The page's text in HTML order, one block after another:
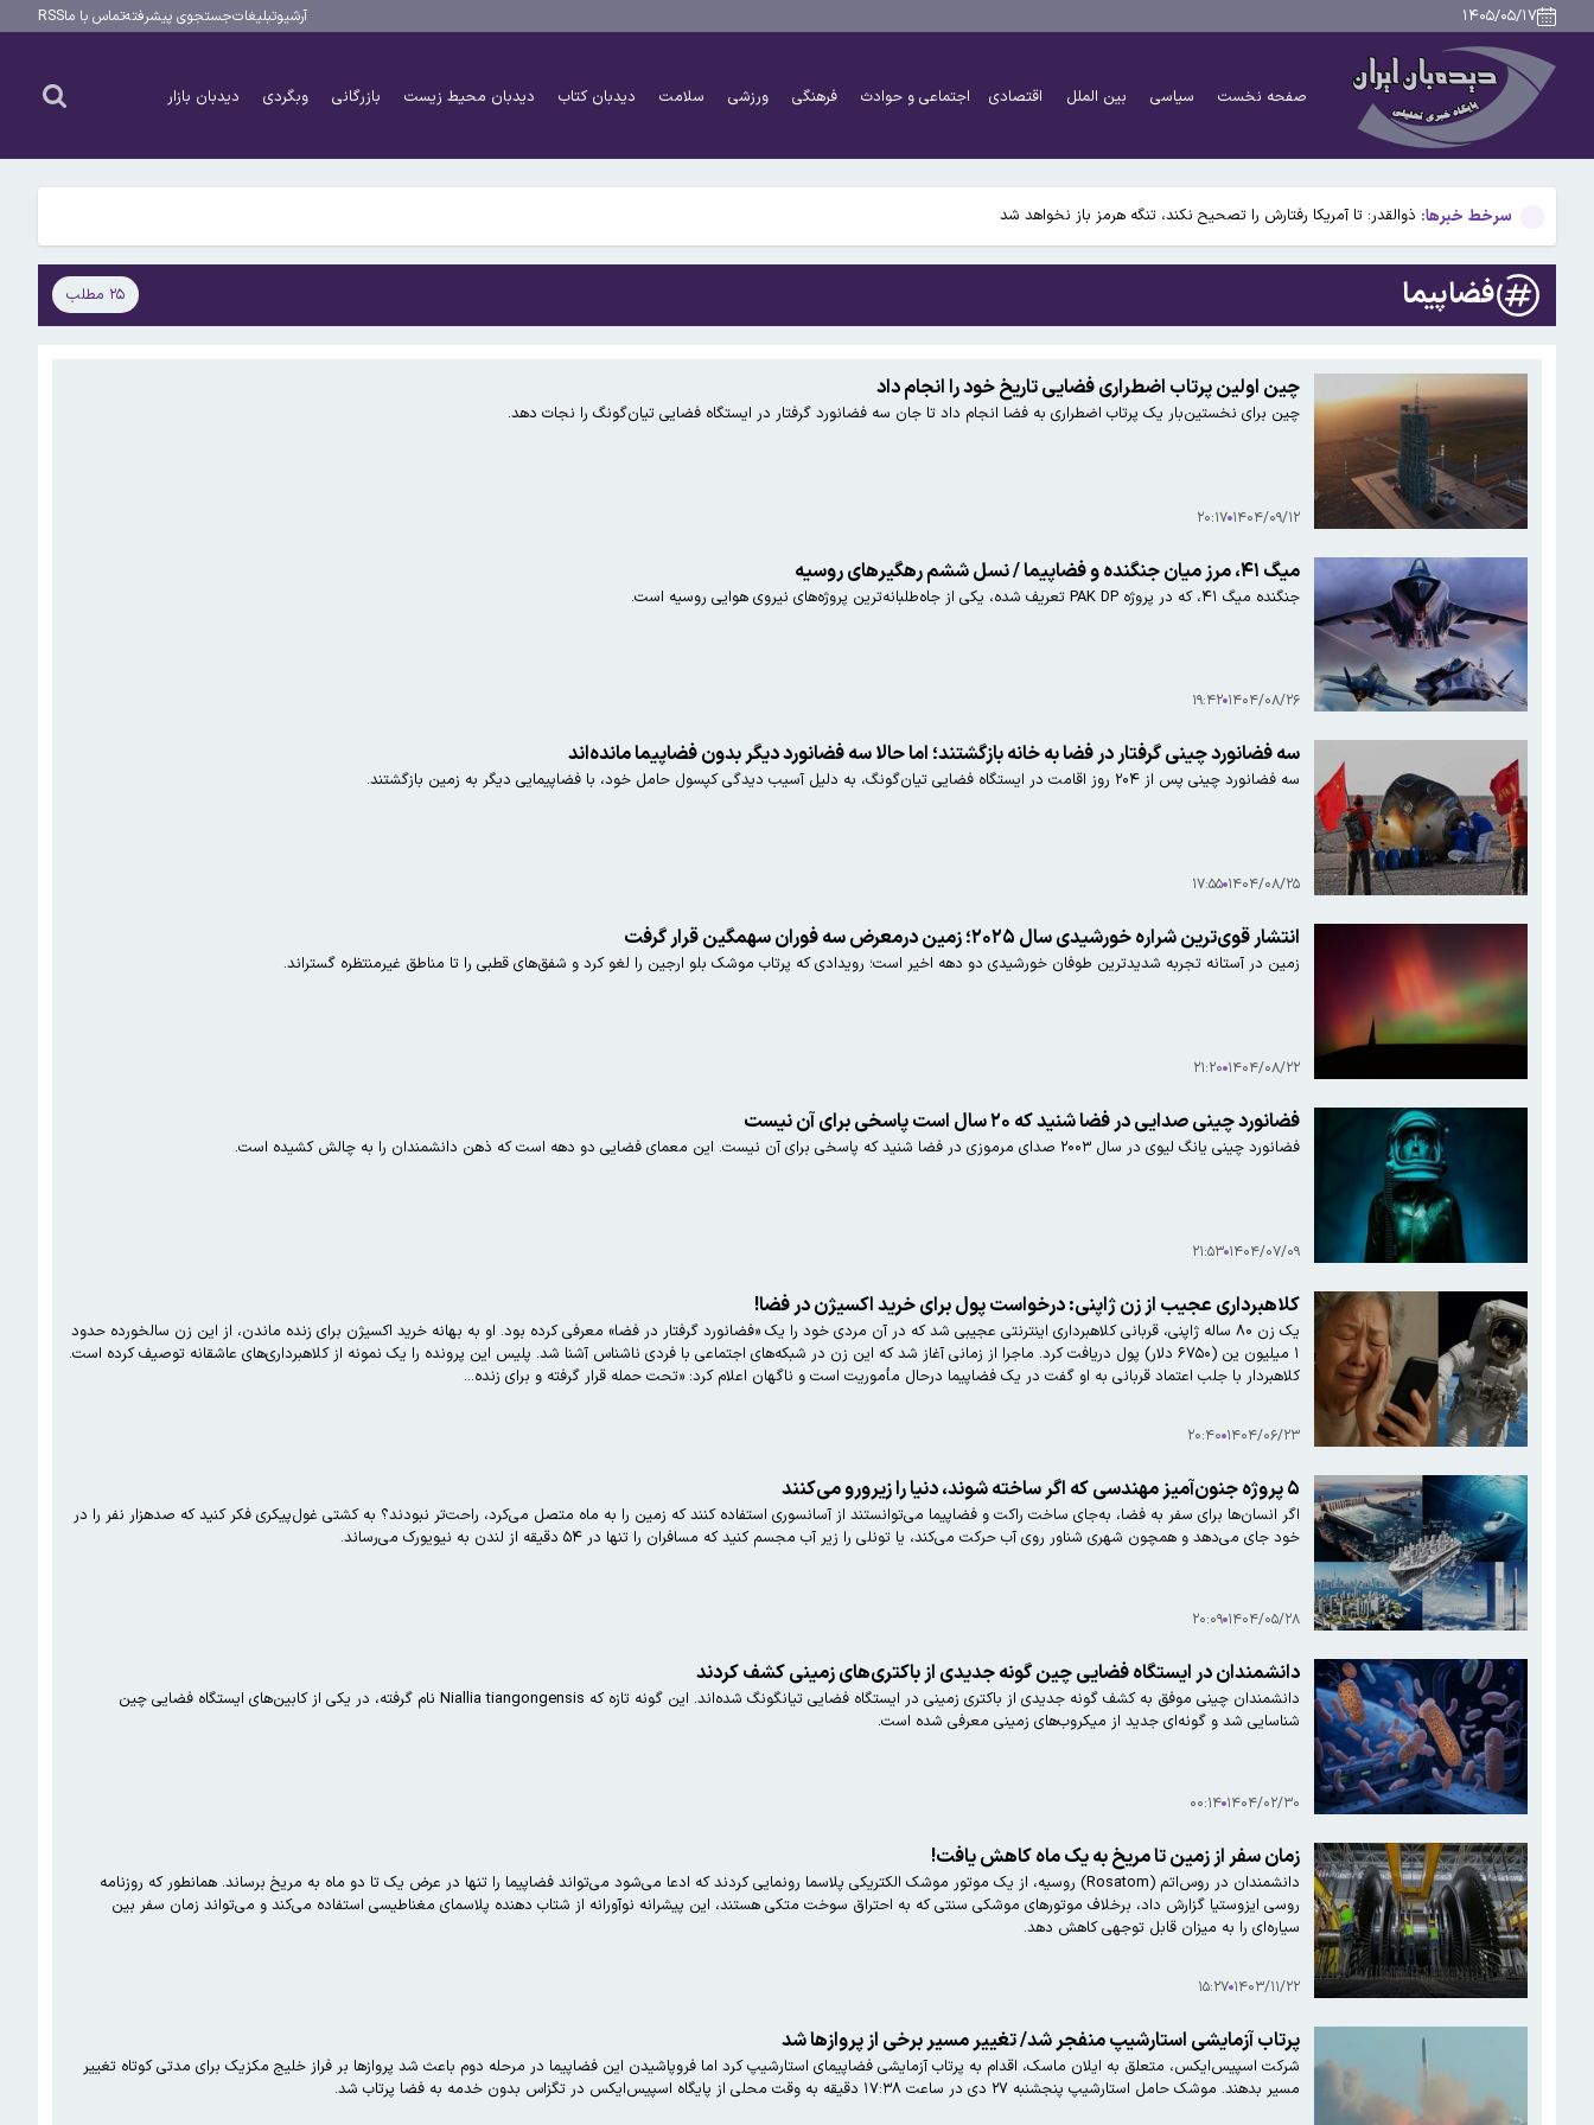
۱۴۰۵/۰۵/۱۷ آرشیوتبلیغاتجستجوی پیشرفتهتماس با ماRSS
صفحه نخست سیاسی بین الملل اقتصادی اجتماعی و حوادث فرهنگی ورزشی سلامت دیدبان کتاب دیدبان محیط زیست بازرگانی وبگردی دیدبان بازار
سرخط خبرها:
علت اصلی آلودگی هوای تهران در روزهای اخیر چه بود؟
هافبک سابق پرسپولیس در پیکان
استارلینک اروپایی چه زمان وارد بازار می‌شود؟
ذوالقدر: تا آمریکا رفتارش را تصحیح نکند، تنگه هرمز باز نخواهد شد
سکه در آستانه بازگشت به کانال ۱۸۸ میلیون تومان
هافبک سابق پرسپولیس در پیکان
استارلینک اروپایی چه زمان وارد بازار می‌شود؟
فضاپیما ۲۵ مطلب
چین اولین پرتاب اضطراری فضایی تاریخ خود را انجام داد
چین برای نخستین‌بار یک پرتاب اضطراری به فضا انجام داد تا جان سه فضانورد گرفتار در ایستگاه فضایی تیان‌گونگ را نجات دهد.
۱۴۰۴/۰۹/۱۲ ۲۰:۱۷
میگ ۴۱، مرز میان جنگنده و فضاپیما / نسل ششم رهگیرهای روسیه
جنگنده‌ میگ ۴۱، که در پروژه PAK DP تعریف شده، یکی از جاه‌طلبانه‌ترین پروژه‌های نیروی هوایی روسیه است.
۱۴۰۴/۰۸/۲۶ ۱۹:۴۲
سه فضانورد چینی گرفتار در فضا به خانه بازگشتند؛ اما حالا سه فضانورد دیگر بدون فضاپیما مانده‌اند
سه فضانورد چینی پس از ۲۰۴ روز اقامت در ایستگاه فضایی تیان‌گونگ، به دلیل آسیب دیدگی کپسول حامل خود، با فضاپیمایی دیگر به زمین بازگشتند.
۱۴۰۴/۰۸/۲۵ ۱۷:۵۵
انتشار قوی‌ترین شراره خورشیدی سال ۲۰۲۵؛ زمین درمعرض سه فوران سهمگین قرار گرفت
زمین در آستانه تجربه شدیدترین طوفان خورشیدی دو دهه اخیر است؛ رویدادی که پرتاب موشک بلو ارجین را لغو کرد و شفق‌های قطبی را تا مناطق غیرمنتظره گستراند.
۱۴۰۴/۰۸/۲۲ ۲۱:۲۰
فضانورد چینی صدایی در فضا شنید که ۲۰ سال است پاسخی برای آن نیست
فضانورد چینی یانگ لیوی در سال ۲۰۰۳ صدای مرموزی در فضا شنید که پاسخی برای آن نیست. این معمای فضایی دو دهه است که ذهن دانشمندان را به چالش کشیده است.
۱۴۰۴/۰۷/۰۹ ۲۱:۵۳
کلاهبرداری عجیب از زن ژاپنی: درخواست پول برای خرید اکسیژن در فضا!
یک زن ۸۰ ساله ژاپنی، قربانی کلاهبرداری اینترنتی عجیبی شد که در آن مردی خود را یک «فضانورد گرفتار در فضا» معرفی کرده بود. او به بهانه خرید اکسیژن برای زنده ماندن، از این زن سالخورده حدود
۱ میلیون ین (۶۷۵۰ دلار) پول دریافت کرد. ماجرا از زمانی آغاز شد که این زن در شبکه‌های اجتماعی با فردی ناشناس آشنا شد. پلیس این پرونده را یک نمونه از کلاهبرداری‌های عاشقانه توصیف کرده است.
کلاهبردار با جلب اعتماد قربانی به او گفت در یک فضاپیما درحال مأموریت است و ناگهان اعلام کرد: «تحت حمله قرار گرفته و برای زنده…
۱۴۰۴/۰۶/۲۳ ۲۰:۴۰
۵ پروژه‌ جنون‌آمیز مهندسی که اگر ساخته شوند، دنیا را زیرورو می‌کنند
اگر انسان‌ها برای سفر به فضا، به‌جای ساخت راکت و فضاپیما می‌توانستند از آسانسوری استفاده کنند که زمین را به ماه متصل می‌کرد، راحت‌تر نبودند؟ به کشتی غول‌پیکری فکر کنید که صدهزار نفر را در
خود جای می‌دهد و همچون شهری شناور روی آب حرکت می‌کند، یا تونلی را زیر آب مجسم کنید که مسافران را تنها در ۵۴ دقیقه از لندن به نیویورک می‌رساند.
۱۴۰۴/۰۵/۲۸ ۲۰:۰۹
دانشمندان در ایستگاه فضایی چین گونه جدیدی از باکتری‌های زمینی کشف کردند
دانشمندان چینی موفق به کشف گونه جدیدی از باکتری زمینی در ایستگاه فضایی تیانگونگ شده‌اند. این گونه تازه که Niallia tiangongensis نام گرفته، در یکی از کابین‌های ایستگاه فضایی چین
شناسایی شد و گونه‌ای جدید از میکروب‌های زمینی معرفی شده است.
۱۴۰۴/۰۲/۳۰ ۰۰:۱۴
زمان سفر از زمین تا مریخ به یک ماه کاهش یافت!
دانشمندان در روس‌اتم (Rosatom) روسیه، از یک موتور موشک الکتریکی پلاسما رونمایی کردند که ادعا می‌شود می‌تواند فضاپیما را تنها در عرض یک تا دو ماه به مریخ برساند. همانطور که روزنامه
روسی ایزوستیا گزارش داد، برخلاف موتورهای موشکی سنتی که به احتراق سوخت متکی هستند، این پیشرانه نوآورانه از شتاب دهنده پلاسمای مغناطیسی استفاده می‌کند و می‌تواند زمان سفر بین
سیاره‌ای را به میزان قابل توجهی کاهش دهد.
۱۴۰۳/۱۱/۲۲ ۱۵:۲۷
پرتاب آزمایشی استارشیپ منفجر شد/ تغییر مسیر برخی از پروازها شد
شرکت اسپیس‌ایکس، متعلق به ایلان ماسک، اقدام به پرتاب آزمایشی فضاپیمای استارشیپ کرد اما فروپاشیدن این فضاپیما در مرحله دوم باعث شد پروازها بر فراز خلیج مکزیک برای مدتی کوتاه تغییر
مسیر بدهند. موشک حامل استارشیپ پنجشنبه ۲۷ دی در ساعت ۱۷:۳۸ دقیقه به وقت محلی از پایگاه اسپیس‌ایکس در تگزاس بدون خدمه به فضا پرتاب شد.